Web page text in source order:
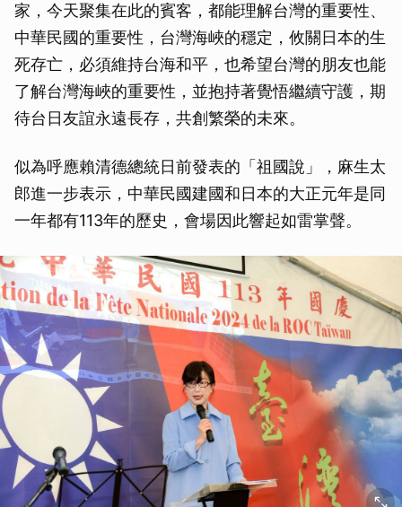
家，今天聚集在此的賓客，都能理解台灣的重要性、
中華民國的重要性，台灣海峽的穩定，攸關日本的生
死存亡，必須維持台海和平，也希望台灣的朋友也能
了解台灣海峽的重要性，並抱持著覺悟繼續守護，期
待台日友誼永遠長存，共創繁榮的未來。
似為呼應賴清德總統日前發表的「祖國說」，麻生太
郎進一步表示，中華民國建國和日本的大正元年是同
一年都有113年的歷史，會場因此響起如雷掌聲。